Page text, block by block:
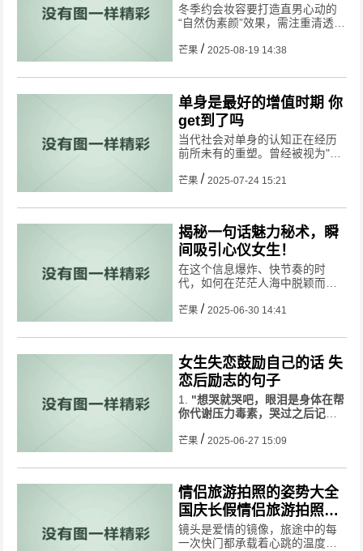
冬季约会妆容要打造直男心动的
“自然伪素颜”效果，需注重清透
下是结合多篇教程总结的妆容要
美氛围：
芒果 2025-08-19 14:38
单身是最好的增值时期 你
get到了吗
当代社会对单身的认知正在经历
前所未有的重塑。曾经被视为"人
新定义为自我投资与价值提升的
身人口已突破2.3亿，这个庞大群
体不仅催生了万亿规模的单
芒果 2025-07-24 15:21
揭秘一句话魅力秘术，瞬
间吸引心仪女生！
在这个信息爆炸、快节奏的时
代，如何在茫茫人海中脱颖而
这不是魔法，也不是偶然，而是
天，就让我们一起揭开“一句话魅
力法则”的神秘面纱，助你秒撩心
仪妹
芒果 2025-06-30 14:41
女生失恋鼓励自己的话 失
恋后励志的句子
1. "想哭就哭吧，眼泪是身体在帮
你代谢压力毒素，哭过之后记得
疗愈师，研究显示大多数人6个月
芒果 2025-06-27 15:09
情侣旅游拍照的姿势大全
国庆长假情侣旅游拍照
POSE
镜头是爱情的镜像，旅途中的每
一次快门都承载着心跳的温度。